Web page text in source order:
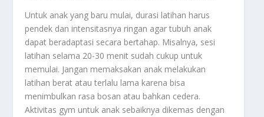
Untuk anak yang baru mulai, durasi latihan harus
pendek dan intensitasnya ringan agar tubuh anak
dapat beradaptasi secara bertahap. Misalnya, sesi
latihan selama 20-30 menit sudah cukup untuk
memulai. Jangan memaksakan anak melakukan
latihan berat atau terlalu lama karena bisa
menimbulkan rasa bosan atau bahkan cedera.
Aktivitas gym untuk anak sebaiknya dikemas dengan